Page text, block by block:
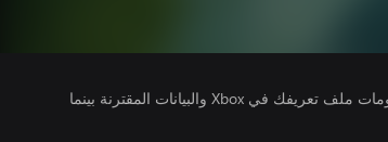
يتلقى ناشرو الألعاب التي تقوم بتشغيلها وصولاً إلى معلومات ملف تعريفك في Xbox والبيانات المقترنة بينما